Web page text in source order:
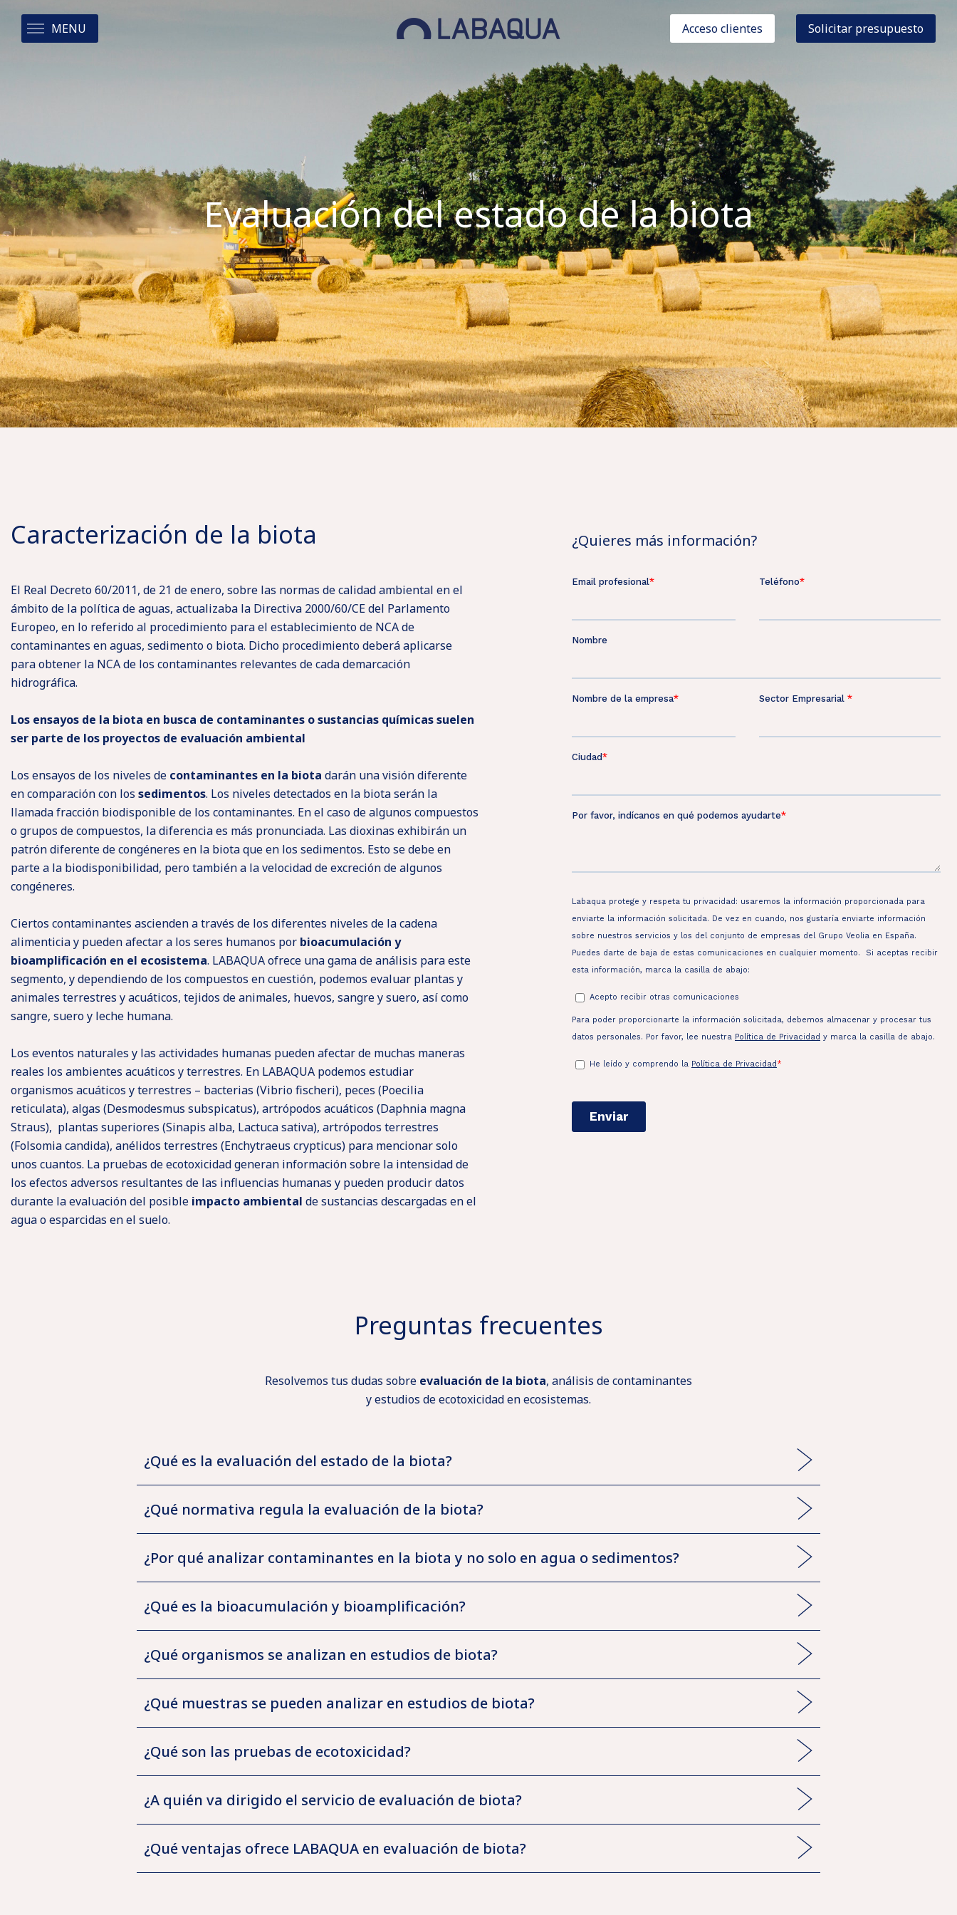
Presupuesto
Residuos
suelos
One
Health
Pharma
Cosmética
Higiene
Industrial
Acreditaciones
Homologaciones
Certificaciones
MENU Solicitar presupuesto
Acceso clientes
Evaluación del estado de la biota
Caracterización de la biota
El Real Decreto 60/2011, de 21 de enero, sobre las normas de calidad ambiental en el
ámbito de la política de aguas, actualizaba la Directiva 2000/60/CE del Parlamento
Europeo, en lo referido al procedimiento para el establecimiento de NCA de
contaminantes en aguas, sedimento o biota. Dicho procedimiento deberá aplicarse
para obtener la NCA de los contaminantes relevantes de cada demarcación
hidrográfica.
Los ensayos de la biota en busca de contaminantes o sustancias químicas suelen
ser parte de los proyectos de evaluación ambiental
Los ensayos de los niveles de contaminantes en la biota darán una visión diferente
en comparación con los sedimentos. Los niveles detectados en la biota serán la
llamada fracción biodisponible de los contaminantes. En el caso de algunos compuestos
o grupos de compuestos, la diferencia es más pronunciada. Las dioxinas exhibirán un
patrón diferente de congéneres en la biota que en los sedimentos. Esto se debe en
parte a la biodisponibilidad, pero también a la velocidad de excreción de algunos
congéneres.
Ciertos contaminantes ascienden a través de los diferentes niveles de la cadena
alimenticia y pueden afectar a los seres humanos por bioacumulación y
bioamplificación en el ecosistema. LABAQUA ofrece una gama de análisis para este
segmento, y dependiendo de los compuestos en cuestión, podemos evaluar plantas y
animales terrestres y acuáticos, tejidos de animales, huevos, sangre y suero, así como
sangre, suero y leche humana.
Los eventos naturales y las actividades humanas pueden afectar de muchas maneras
reales los ambientes acuáticos y terrestres. En LABAQUA podemos estudiar
organismos acuáticos y terrestres – bacterias (Vibrio fischeri), peces (Poecilia
reticulata), algas (Desmodesmus subspicatus), artrópodos acuáticos (Daphnia magna
Straus), plantas superiores (Sinapis alba, Lactuca sativa), artrópodos terrestres
(Folsomia candida), anélidos terrestres (Enchytraeus crypticus) para mencionar solo
unos cuantos. La pruebas de ecotoxicidad generan información sobre la intensidad de
los efectos adversos resultantes de las influencias humanas y pueden producir datos
durante la evaluación del posible impacto ambiental de sustancias descargadas en el
agua o esparcidas en el suelo.
¿Quieres más información?
Preguntas frecuentes
Resolvemos tus dudas sobre evaluación de la biota, análisis de contaminantes
y estudios de ecotoxicidad en ecosistemas.
¿Qué es la evaluación del estado de la biota?
¿Qué normativa regula la evaluación de la biota?
¿Por qué analizar contaminantes en la biota y no solo en agua o sedimentos?
¿Qué es la bioacumulación y bioamplificación?
¿Qué organismos se analizan en estudios de biota?
¿Qué muestras se pueden analizar en estudios de biota?
¿Qué son las pruebas de ecotoxicidad?
¿A quién va dirigido el servicio de evaluación de biota?
¿Qué ventajas ofrece LABAQUA en evaluación de biota?